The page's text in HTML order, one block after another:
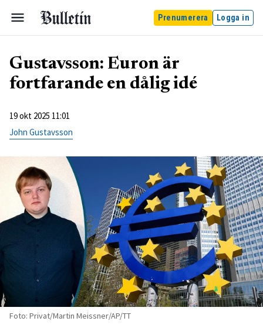
Prenumerera Logga in
Gustavsson: Euron är
fortfarande en dålig idé
19 okt 2025 11:01
John Gustavsson
Foto: Privat/Martin Meissner/AP/TT